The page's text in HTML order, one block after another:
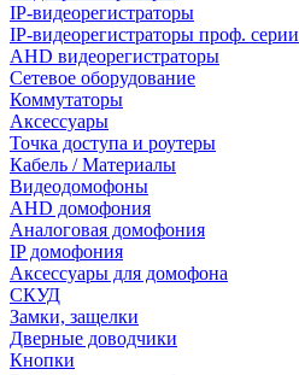
IP-видеорегистраторы
IP-видеорегистраторы проф. серии
AHD видеорегистраторы
Сетевое оборудование
Коммутаторы
Аксессуары
Точка доступа и роутеры
Кабель / Материалы
Видеодомофоны
AHD домофония
Аналоговая домофония
IP домофония
Аксессуары для домофона
СКУД
Замки, защелки
Дверные доводчики
Кнопки